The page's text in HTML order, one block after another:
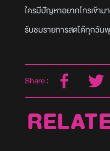
ใครมีปัญหาอยากโทรเข้าม
รับชมรายการสดได้ทุกวัน
Share :